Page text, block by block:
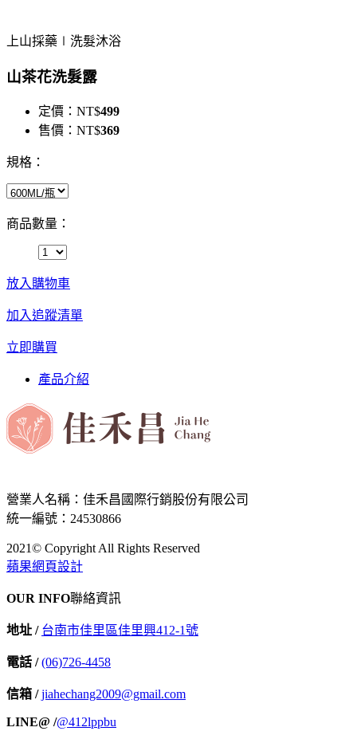
上山採藥∣洗髮沐浴
山茶花洗髮露
定價： NT$499
售價： NT$369
規格：
商品數量：
放入購物車
加入追蹤清單
立即購買
產品介紹
營業人名稱：佳禾昌國際行銷股份有限公司
統一編號：24530866
2021© Copyright All Rights Reserved
蘋果網頁設計
OUR INFO聯絡資訊
地址 / 台南市佳里區佳里興412-1號
電話 /(06)726-4458
信箱 /jiahechang2009@gmail.com
LINE@ /@412lppbu